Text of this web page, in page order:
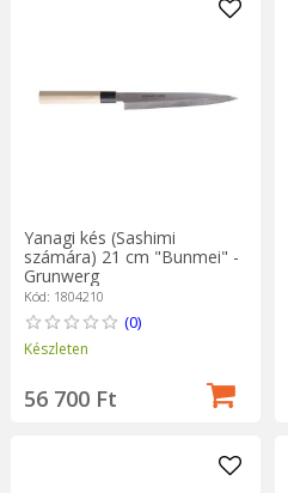
Yanagi kés (Sashimi
számára) 21 cm "Bunmei" -
Grunwerg
Kód: 1804210
(0)
Készleten
56 700 Ft